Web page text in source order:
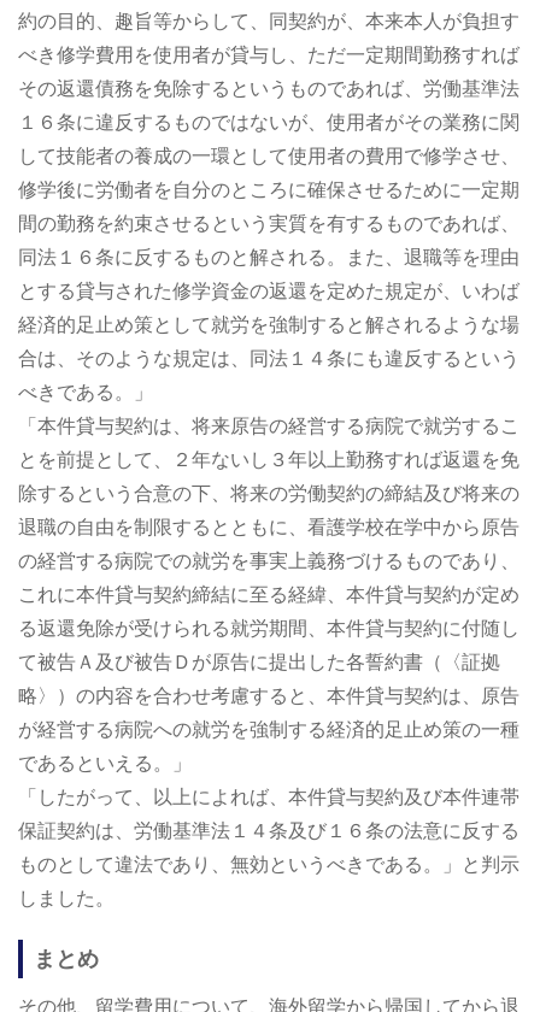
約の目的、趣旨等からして、同契約が、本来本人が負担す
べき修学費用を使用者が貸与し、ただ一定期間勤務すれば
その返還債務を免除するというものであれば、労働基準法
１６条に違反するものではないが、使用者がその業務に関
して技能者の養成の一環として使用者の費用で修学させ、
修学後に労働者を自分のところに確保させるために一定期
間の勤務を約束させるという実質を有するものであれば、
同法１６条に反するものと解される。また、退職等を理由
とする貸与された修学資金の返還を定めた規定が、いわば
経済的足止め策として就労を強制すると解されるような場
合は、そのような規定は、同法１４条にも違反するという
べきである。」
「本件貸与契約は、将来原告の経営する病院で就労するこ
とを前提として、２年ないし３年以上勤務すれば返還を免
除するという合意の下、将来の労働契約の締結及び将来の
退職の自由を制限するとともに、看護学校在学中から原告
の経営する病院での就労を事実上義務づけるものであり、
これに本件貸与契約締結に至る経緯、本件貸与契約が定め
る返還免除が受けられる就労期間、本件貸与契約に付随し
て被告Ａ及び被告Ｄが原告に提出した各誓約書（〈証拠
略〉）の内容を合わせ考慮すると、本件貸与契約は、原告
が経営する病院への就労を強制する経済的足止め策の一種
であるといえる。」
「したがって、以上によれば、本件貸与契約及び本件連帯
保証契約は、労働基準法１４条及び１６条の法意に反する
ものとして違法であり、無効というべきである。」と判示
しました。
まとめ
その他、留学費用について、海外留学から帰国してから退